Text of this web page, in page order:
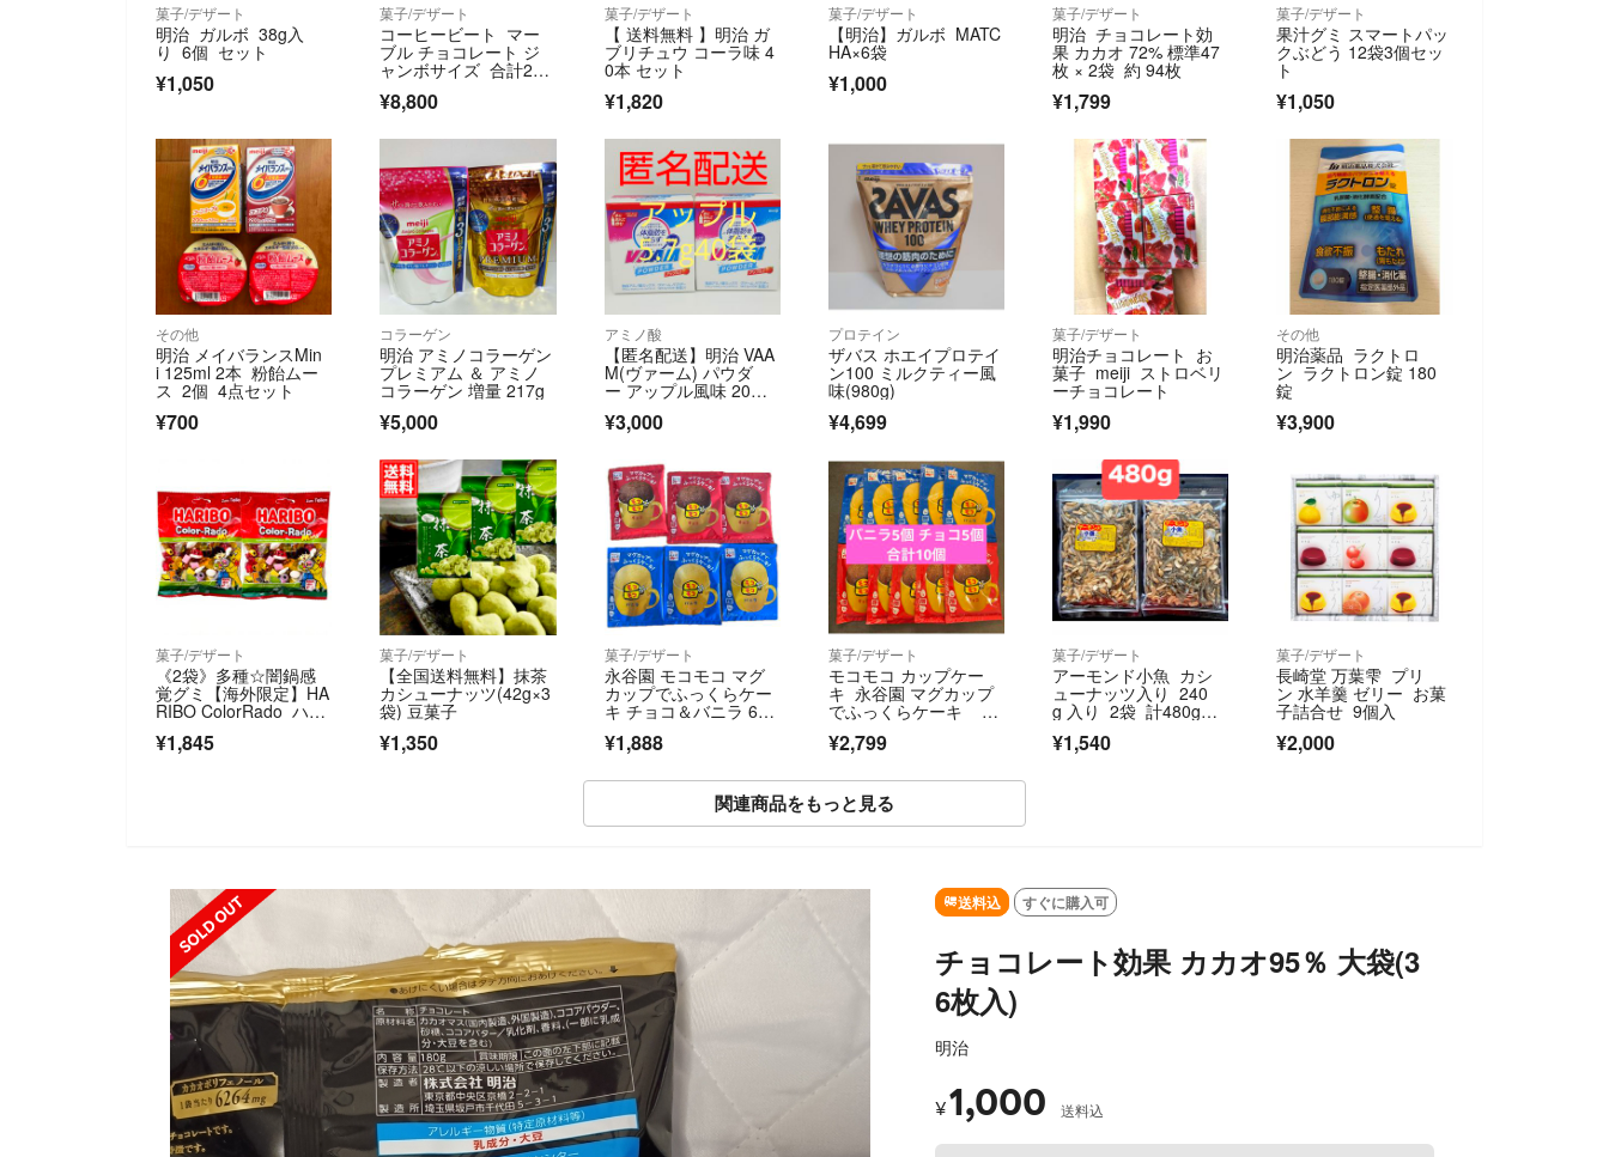
菓子/デザート
明治 ガルボ 38g入
り 6個 セット
¥1,050
菓子/デザート
コーヒービート マー
ブル チョコレート ジ
ャンボサイズ 合計24
本
¥8,800
菓子/デザート
【 送料無料 】明治 ガ
ブリチュウ コーラ味 4
0本 セット
¥1,820
菓子/デザート
【明治】ガルボ MATC
HA×6袋
¥1,000
菓子/デザート
明治 チョコレート効
果 カカオ 72% 標準47
枚 × 2袋 約 94枚
¥1,799
菓子/デザート
果汁グミ スマートパッ
クぶどう 12袋3個セッ
ト
¥1,050
その他
明治 メイバランスMin
i 125ml 2本 粉飴ムー
ス 2個 4点セット
¥700
コラーゲン
明治 アミノコラーゲン
プレミアム ＆ アミノ
コラーゲン 増量 217g
¥5,000
アミノ酸
【匿名配送】明治 VAA
M(ヴァーム) パウダ
ー アップル風味 20袋2
¥3,000
プロテイン
ザバス ホエイプロテイ
ン100 ミルクティー風
味(980g)
¥4,699
菓子/デザート
明治チョコレート お
菓子 meiji ストロベリ
ーチョコレート
¥1,990
その他
明治薬品 ラクトロ
ン ラクトロン錠 180
錠
¥3,900
菓子/デザート
《2袋》多種☆闇鍋感
覚グミ【海外限定】HA
RIBO ColorRado ハリ
¥1,845
菓子/デザート
【全国送料無料】抹茶
カシューナッツ(42g×3
袋) 豆菓子
¥1,350
菓子/デザート
永谷園 モコモコ マグ
カップでふっくらケー
キ チョコ＆バニラ 6個
¥1,888
菓子/デザート
モコモコ カップケー
キ 永谷園 マグカップ
でふっくらケーキ チ
¥2,799
菓子/デザート
アーモンド小魚 カシ
ューナッツ入り 240
g 入り 2袋 計480g★
¥1,540
菓子/デザート
長崎堂 万葉雫 プリ
ン 水羊羹 ゼリー お菓
子詰合せ 9個入
¥2,000
関連商品をもっと見る
SOLD OUT
送料込 すぐに購入可
チョコレート効果 カカオ95％ 大袋(3
6枚入)
明治
¥1,000 送料込